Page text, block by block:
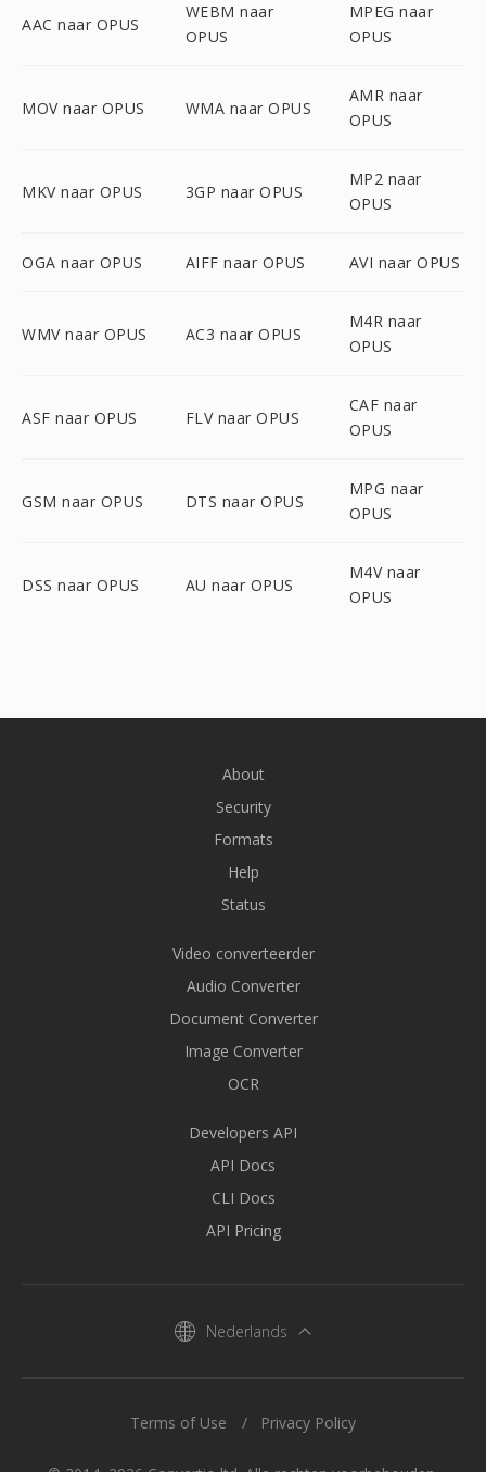
AAC naar OPUS
WEBM naar
OPUS
MPEG naar
OPUS
MOV naar OPUS WMA naar OPUS
AMR naar
OPUS
MKV naar OPUS 3GP naar OPUS
MP2 naar
OPUS
OGA naar OPUS AIFF naar OPUS AVI naar OPUS
WMV naar OPUS AC3 naar OPUS
M4R naar
OPUS
ASF naar OPUS FLV naar OPUS
CAF naar
OPUS
GSM naar OPUS DTS naar OPUS
MPG naar
OPUS
DSS naar OPUS AU naar OPUS
M4V naar
OPUS
About
Security
Formats
Help
Status
Video converteerder
Audio Converter
Document Converter
Image Converter
OCR
Developers API
API Docs
CLI Docs
API Pricing
Nederlands
Terms of Use Privacy Policy